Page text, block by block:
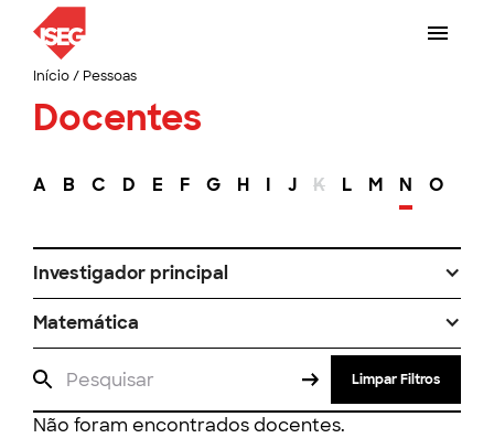
Início/ Pessoas
Docentes
A B C D E F G H I J K L M N O
Investigador principal
Matemática
Limpar Filtros
Não foram encontrados docentes.